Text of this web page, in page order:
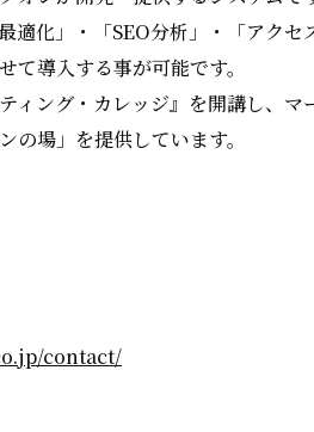
適化」・「SEO分析」・「アクセ
導入する事が可能です。
ィング・カレッジ』を開講し、マ
場」を提供しています。
contact/